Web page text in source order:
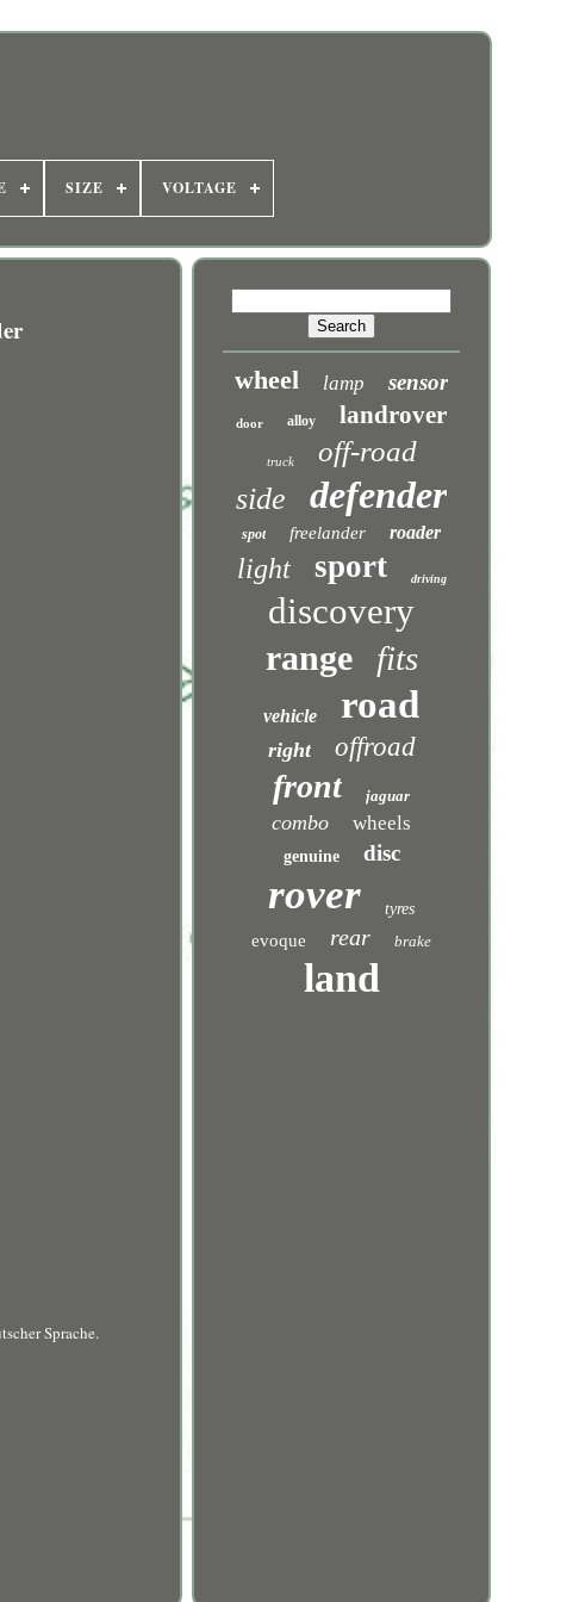
SIZE VOLTAGE
Sprache.
wheel lamp sensor
door alloy landrover
truck off-road
side defender
spot freelander roader
light sport driving
discovery
range fits
vehicle road
right offroad
front jaguar
combo wheels
genuine disc
rover tyres
evoque rear brake
land